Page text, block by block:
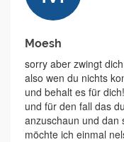
Moesh
sorry aber zwingt
also wen du nichts
und behalt es für
und für den fall das
anzuschaun und dan
möchte ich einmal